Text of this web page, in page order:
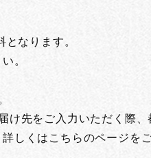
なります。
。
け先をご入力いただく際
しくはこちらのページをご